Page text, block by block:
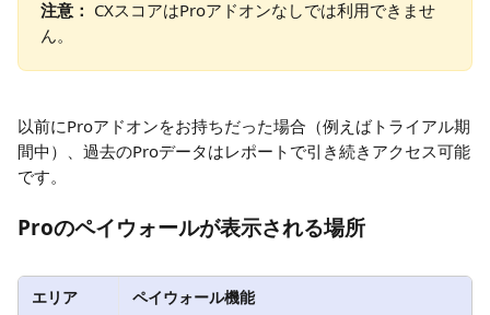
注意： CXスコアはProアドオンなしでは利用できませ
ん。
以前にProアドオンをお持ちだった場合（例えばトライアル期
間中）、過去のProデータはレポートで引き続きアクセス可能
です。
Proのペイウォールが表示される場所
エリア
ペイウォール機能